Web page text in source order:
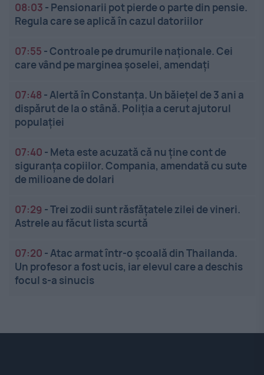
08:03 - Pensionarii pot pierde o parte din pensie.
Regula care se aplică în cazul datoriilor
07:55 -Controale pe drumurile naționale. Cei
care vând pe marginea șoselei, amendați
07:48 -Alertă în Constanța. Un băiețel de 3 ani a
dispărut de la o stână. Poliția a cerut ajutorul
populației
07:40 - Meta este acuzată că nu ține cont de
siguranța copiilor. Compania, amendată cu sute
de milioane de dolari
07:29 -Trei zodii sunt răsfățatele zilei de vineri.
Astrele au făcut lista scurtă
07:20 -Atac armat într-o școală din Thailanda.
Un profesor a fost ucis, iar elevul care a deschis
focul s-a sinucis